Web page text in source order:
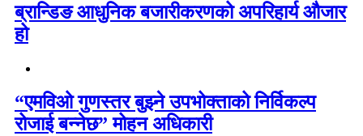
ब्रान्डिङ आधुनिक बजारीकरणको अपरिहार्य औजार
हो
“एमविओ गुणस्तर बुझ्ने उपभोक्ताको निर्विकल्प
रोजाई बन्नेछ” मोहन अधिकारी